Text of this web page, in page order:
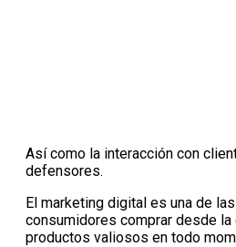
Así como la interacción con
defensores.
El marketing digital es una de
consumidores comprar desde
productos valiosos en todo